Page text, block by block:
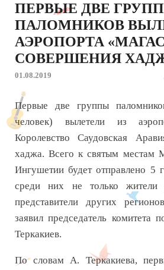
ПЕРВЫЕ ДВЕ
ПАЛОМНИКОВ
АЭРОПОРТА
СОВЕРШЕНИЯ
01.08.2019
Первые две группы
человек) вылетели из
Королевство Саудовская
хаджа. Всего к святым местам
Ингушетии будет отправлено 5
среди них не только жители
представители других
заявил председатель
Теркакиев.
По словам А. Теркакиева,